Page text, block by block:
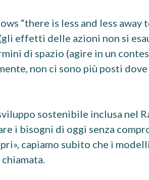
“there is less and less
effetti delle azioni non si
di spazio (agire in un
non ci sono più posti
sostenibile inclusa nel
i bisogni di oggi senza
capiamo subito che i